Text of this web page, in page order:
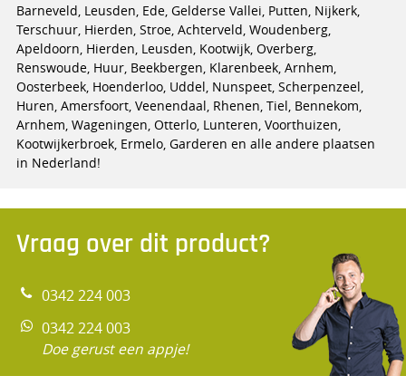
Barneveld, Leusden, Ede, Gelderse Vallei, Putten, Nijkerk,
Terschuur, Hierden, Stroe, Achterveld, Woudenberg,
Apeldoorn, Hierden, Leusden, Kootwijk, Overberg,
Renswoude, Huur, Beekbergen, Klarenbeek, Arnhem,
Oosterbeek, Hoenderloo, Uddel, Nunspeet, Scherpenzeel,
Huren, Amersfoort, Veenendaal, Rhenen, Tiel, Bennekom,
Arnhem, Wageningen, Otterlo, Lunteren, Voorthuizen,
Kootwijkerbroek, Ermelo, Garderen en alle andere plaatsen
in Nederland!
Vraag over dit product?
0342 224 003
0342 224 003
Doe gerust een appje!